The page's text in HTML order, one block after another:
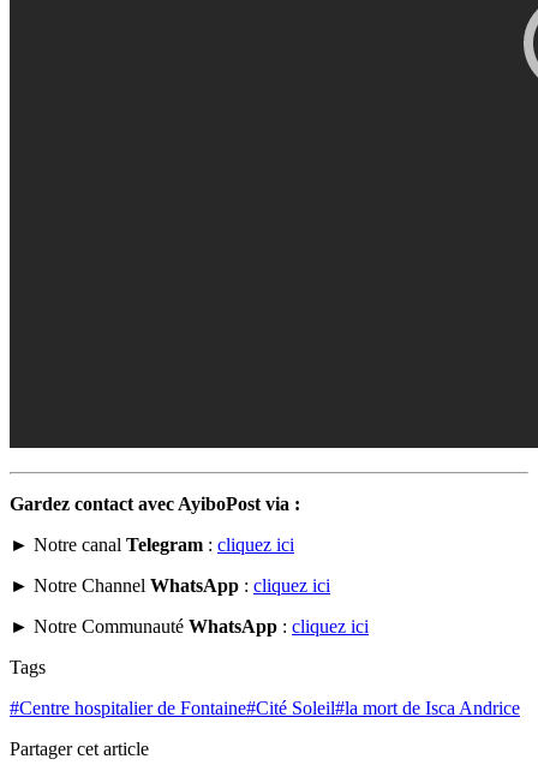
Gardez contact avec AyiboPost via :
► Notre canal Telegram : cliquez ici
► Notre Channel WhatsApp : cliquez ici
► Notre Communauté WhatsApp : cliquez ici
Tags
#Centre hospitalier de Fontaine#Cité Soleil#la mort de Isca Andrice
Partager cet article